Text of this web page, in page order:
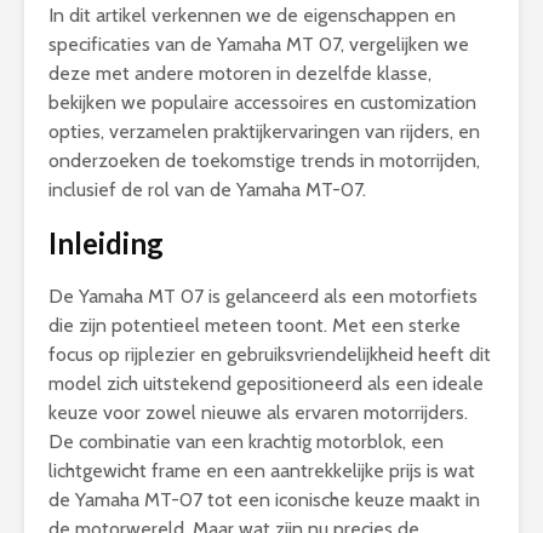
In dit artikel verkennen we de eigenschappen en
specificaties van de Yamaha MT 07, vergelijken we
deze met andere motoren in dezelfde klasse,
bekijken we populaire accessoires en customization
opties, verzamelen praktijkervaringen van rijders, en
onderzoeken de toekomstige trends in motorrijden,
inclusief de rol van de Yamaha MT-07.
Inleiding
De Yamaha MT 07 is gelanceerd als een motorfiets
die zijn potentieel meteen toont. Met een sterke
focus op rijplezier en gebruiksvriendelijkheid heeft dit
model zich uitstekend gepositioneerd als een ideale
keuze voor zowel nieuwe als ervaren motorrijders.
De combinatie van een krachtig motorblok, een
lichtgewicht frame en een aantrekkelijke prijs is wat
de Yamaha MT-07 tot een iconische keuze maakt in